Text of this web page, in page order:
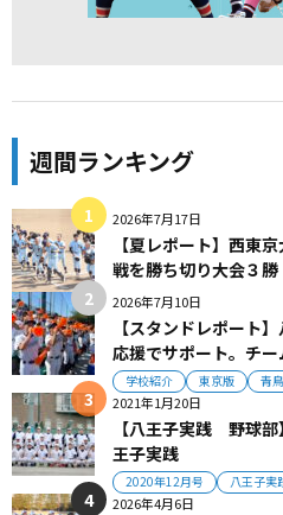
週間ランキング
2026年7月17日
【夏レポート】西東
戦を勝ち切り大会３勝
2026年7月10日
【スタンドレポート
応援でサポート。チ
学校紹介 東京版 青
2021年1月20日
【八王子実践 野球
王子実践
2020年12月号 八王子実
2026年4月6日